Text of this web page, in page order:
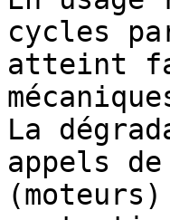
cycles
atteint
La
appels